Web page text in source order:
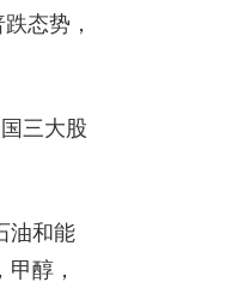
态势，
三大股
油和能
醇，